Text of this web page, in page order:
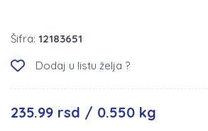
Šifra: 12183651
Dodaj u listu želja ?
235.99 rsd / 0.550 kg